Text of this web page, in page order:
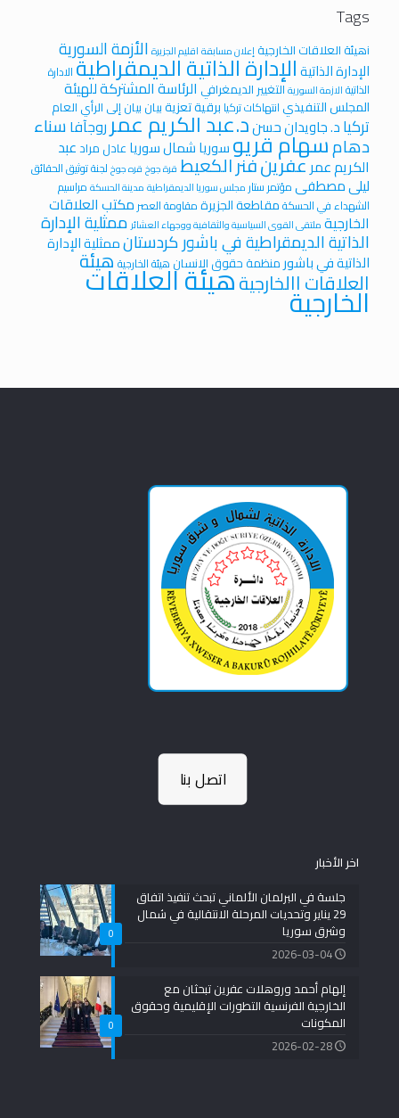
Tags
iهيئة العلاقات الخارجية إعلان مسابقة اقليم الجزيرة الأزمة السورية
الإدارة الذاتيةالإدارة الذاتية الديمقراطيةالادارة
الذاتية الازمة السوريةالتغيير الديمغرافي الرئاسة المشتركة للهيئة
المجلس التنفيذيانتهاكات تركيا برقية تعزيةبيان بيان إلى الرأي العام
تركياد. جاويدان حسند.عبد الكريم عمرروجآفاسناء
دهامسهام قريوسورياشمال سورياعادل مرادعبد
الكريم عمرعفرينفنر الكعيط قرة جوخ قره جوخ لجنة توثيق الحقائق
ليلى مصطفىمؤتمر ستار مجلس سوريا الديمقراطية مدينة الحسكة مراسيم
الشهداء في الحسكةمقاطعة الجزيرةمقاومة العصرمكتب العلاقات
الخارجية ملتقى القوى السياسية والثقافية ووجهاء العشائر ممثلية الإدارة
الذاتية الديمقراطية في باشور كردستانممثلية الإدارة
الذاتية في باشور منظمة حقوق الانسان هيئة الخارجية هيئة
العلاقات االخارجيةهيئة العلاقات الخارجية
اتصل بنا
اخر الأخبار
0
جلسة في البرلمان الألماني تبحث تنفيذ اتفاق
29 يناير وتحديات المرحلة الانتقالية في شمال
وشرق سوريا
2026-03-04
0
إلهام أحمد وروهلات عفرين تبحثان مع
الخارجية الفرنسية التطورات الإقليمية وحقوق
المكونات
2026-02-28